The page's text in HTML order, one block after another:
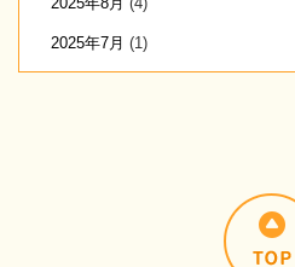
2025年7月 (1)